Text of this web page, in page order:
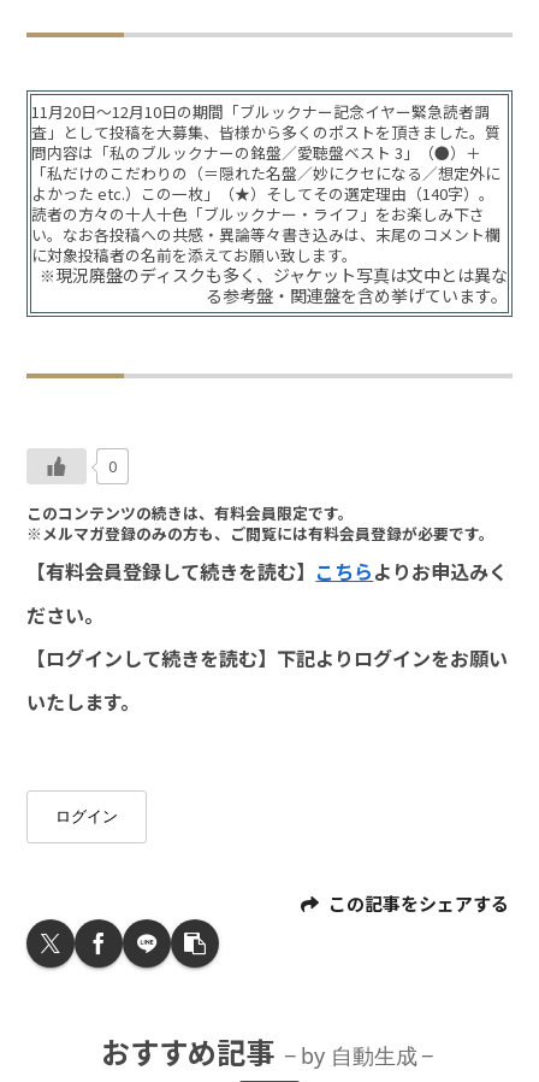
11月20日～12月10日の期間「ブルックナー記念イヤー緊急読者調
査」として投稿を大募集、皆様から多くのポストを頂きました。質
問内容は「私のブルックナーの銘盤／愛聴盤ベスト 3」（●）＋
「私だけのこだわりの（＝隠れた名盤／妙にクセになる／想定外に
よかった etc.）この一枚」（★）そしてその選定理由（140字）。
読者の方々の十人十色「ブルックナー・ライフ」をお楽しみ下さ
い。なお各投稿への共感・異論等々書き込みは、末尾のコメント欄
に対象投稿者の名前を添えてお願い致します。
※現況廃盤のディスクも多く、ジャケット写真は文中とは異な
る参考盤・関連盤を含め挙げています。
0
このコンテンツの続きは、有料会員限定です。
※メルマガ登録のみの方も、ご閲覧には有料会員登録が必要です。
【有料会員登録して続きを読む】 こちらよりお申込みく
ださい。
【ログインして続きを読む】下記よりログインをお願い
いたします。
ログイン
この記事をシェアする
おすすめ記事 by 自動生成